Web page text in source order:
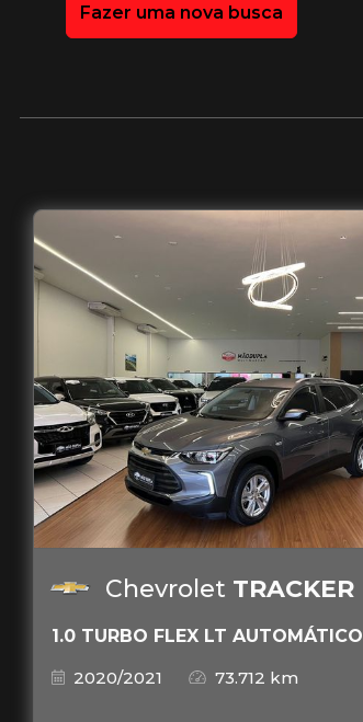
Fazer uma nova busca
Chevrolet TRACKER
1.0 TURBO FLEX LT AUTOMÁTICO
2020/2021
73.712 km